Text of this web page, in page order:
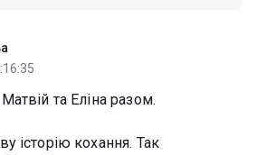
та Еліна разом.
історію кохання. Так